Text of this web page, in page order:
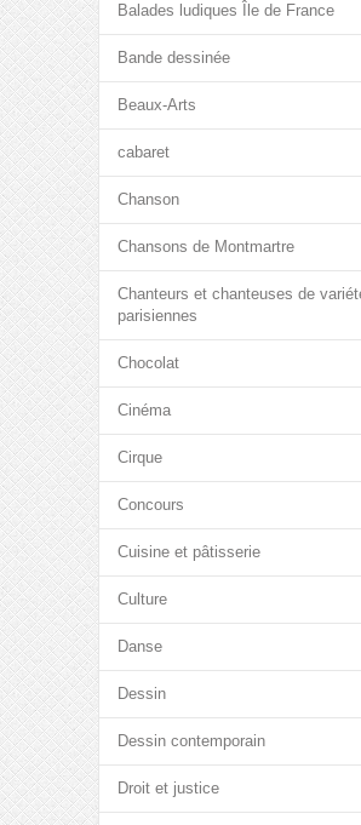
Balades ludiques Île de France
Bande dessinée
Beaux-Arts
cabaret
Chanson
Chansons de Montmartre
Chanteurs et chanteuses de
parisiennes
Chocolat
Cinéma
Cirque
Concours
Cuisine et pâtisserie
Culture
Danse
Dessin
Dessin contemporain
Droit et justice